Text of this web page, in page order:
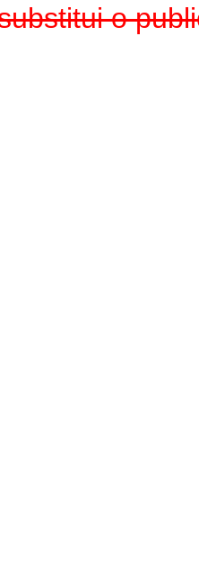
o